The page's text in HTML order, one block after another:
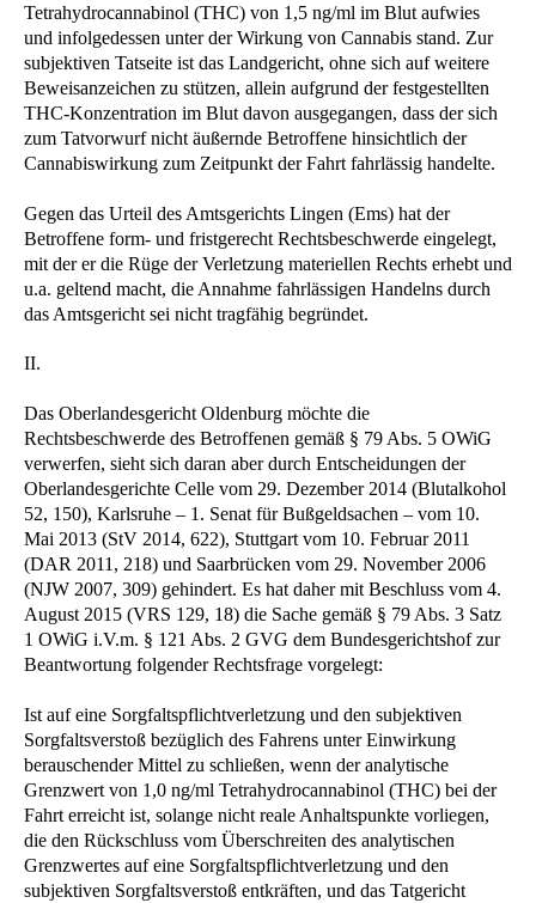
Tetrahydrocannabinol (THC) von 1,5 ng/ml im Blut aufwies
und infolgedessen unter der Wirkung von Cannabis stand. Zur
subjektiven Tatseite ist das Landgericht, ohne sich auf weitere
Beweisanzeichen zu stützen, allein aufgrund der festgestellten
THC-Konzentration im Blut davon ausgegangen, dass der sich
zum Tatvorwurf nicht äußernde Betroffene hinsichtlich der
Cannabiswirkung zum Zeitpunkt der Fahrt fahrlässig handelte.
Gegen das Urteil des Amtsgerichts Lingen (Ems) hat der
Betroffene form- und fristgerecht Rechtsbeschwerde eingelegt,
mit der er die Rüge der Verletzung materiellen Rechts erhebt und
u.a. geltend macht, die Annahme fahrlässigen Handelns durch
das Amtsgericht sei nicht tragfähig begründet.
II.
Das Oberlandesgericht Oldenburg möchte die
Rechtsbeschwerde des Betroffenen gemäß § 79 Abs. 5 OWiG
verwerfen, sieht sich daran aber durch Entscheidungen der
Oberlandesgerichte Celle vom 29. Dezember 2014 (Blutalkohol
52, 150), Karlsruhe – 1. Senat für Bußgeldsachen – vom 10.
Mai 2013 (StV 2014, 622), Stuttgart vom 10. Februar 2011
(DAR 2011, 218) und Saarbrücken vom 29. November 2006
(NJW 2007, 309) gehindert. Es hat daher mit Beschluss vom 4.
August 2015 (VRS 129, 18) die Sache gemäß § 79 Abs. 3 Satz
1 OWiG i.V.m. § 121 Abs. 2 GVG dem Bundesgerichtshof zur
Beantwortung folgender Rechtsfrage vorgelegt:
Ist auf eine Sorgfaltspflichtverletzung und den subjektiven
Sorgfaltsverstoß bezüglich des Fahrens unter Einwirkung
berauschender Mittel zu schließen, wenn der analytische
Grenzwert von 1,0 ng/ml Tetrahydrocannabinol (THC) bei der
Fahrt erreicht ist, solange nicht reale Anhaltspunkte vorliegen,
die den Rückschluss vom Überschreiten des analytischen
Grenzwertes auf eine Sorgfaltspflichtverletzung und den
subjektiven Sorgfaltsverstoß entkräften, und das Tatgericht